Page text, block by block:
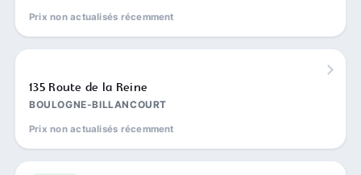
Prix non actualisés récemment
135 Route de la Reine
BOULOGNE-BILLANCOURT
Prix non actualisés récemment